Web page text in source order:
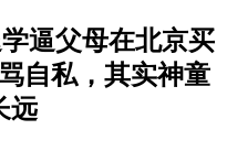
逼父母在北京买
自私，其实神童
远